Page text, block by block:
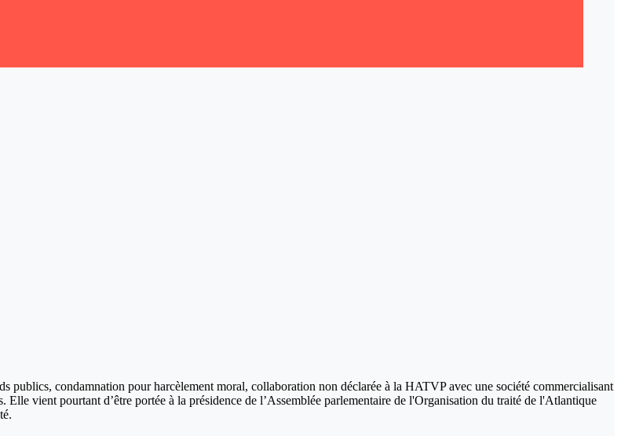
publics, condamnation pour harcèlement moral, collaboration non déclarée à la HATVP avec une société commercialisant
vient pourtant d’être portée à la présidence de l’Assemblée parlementaire de l'Organisation du traité de l'Atlantique